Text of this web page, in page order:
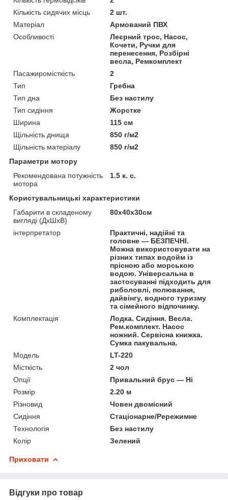
Кількість сидячих місць
2 шт.
Матеріал
Армований ПВХ
Особливості
Леєрний трос, Насос,
Кочети, Ручки для
перенесення, Розбірні
весла, Ремкомплект
Пасажиромісткість
2
Тип
Гребна
Тип дна
Без настилу
Тип сидіння
Жорстке
Ширина
115 см
Щільність днища
850 г/м2
Щільність матеріалу
850 г/м2
Параметри мотору
Рекомендована потужність
мотора
1.5 к. с.
Користувальницькі характеристики
Габарити в складеному
вигляді (ДхШхВ)
80x40x30см
інтерпретатор
Практичні, надійні та
головне — БЕЗПЕЧНІ.
Можна використовувати на
різних типах водойм із
прісною або морською
водою. Універсальна в
застосуванні підходить для
риболовлі, полювання,
дайвінгу, водного туризму
та сімейного відпочинку.
Комплектація
Лодка. Сидіння. Весла.
Рем.комплект. Насос
ножний. Сервісна книжка.
Сумка пакувальна.
Мoдель
LT-220
Місткість
2 чол
Опції
Привальний брус — Ні
Розмір
2.20 м
Різновид
Човен двомісний
Сидіння
Стаціонарне/Рережимне
Технологія
Без настилу
Колір
Зелений
Приховати
Відгуки про товар